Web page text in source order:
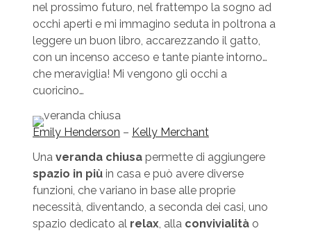
nel prossimo futuro, nel frattempo la sogno ad
occhi aperti e mi immagino seduta in poltrona a
leggere un buon libro, accarezzando il gatto,
con un incenso acceso e tante piante intorno…
che meraviglia! Mi vengono gli occhi a
cuoricino…
Emily Henderson – Kelly Merchant
Una veranda chiusapermette di aggiungere
spazio in piùin casa e può avere diverse
funzioni, che variano in base alle proprie
necessità, diventando, a seconda dei casi, uno
spazio dedicato al relax, alla convivialità o